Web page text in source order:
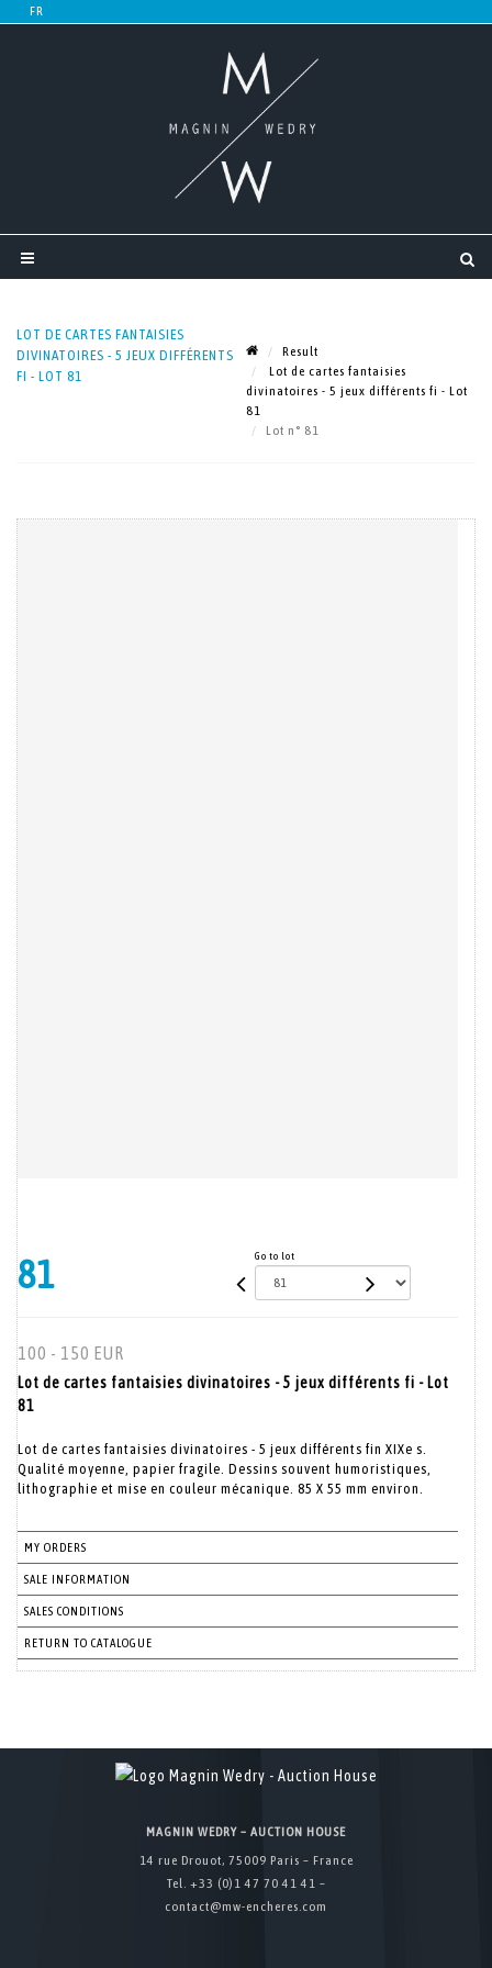
LOT DE CARTES FANTAISIES
DIVINATOIRES - 5 JEUX DIFFÉRENTS
FI - LOT 81
Result
Lot de cartes fantaisies
divinatoires - 5 jeux différents fi - Lot
81
Lot n° 81
81 Go to lot
100 - 150 EUR
Lot de cartes fantaisies divinatoires - 5 jeux différents fi - Lot
81
Lot de cartes fantaisies divinatoires - 5 jeux différents fin XIXe s.
Qualité moyenne, papier fragile. Dessins souvent humoristiques,
lithographie et mise en couleur mécanique. 85 X 55 mm environ.
MY ORDERS
SALE INFORMATION
SALES CONDITIONS
RETURN TO CATALOGUE
MAGNIN WEDRY – AUCTION HOUSE
14 rue Drouot, 75009 Paris – France
Tel. +33 (0)1 47 70 41 41 –
contact@mw-encheres.com